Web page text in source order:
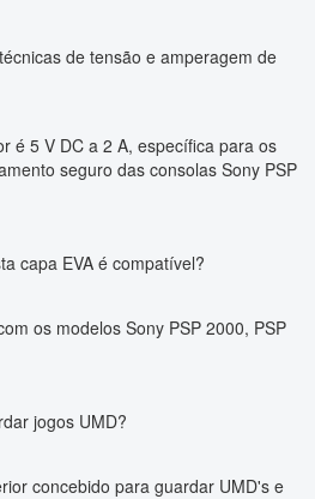
de tensão e amperagem de
é 5 V DC a 2 A, específica para os
seguro das consolas Sony PSP
capa EVA é compatível?
os modelos Sony PSP 2000, PSP
jogos UMD?
concebido para guardar UMD's e